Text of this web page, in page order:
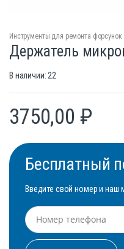
Инструменты для ремонта форсунок
Держатель
В наличии: 22
3750,00 ₽
Бесплатный
Введите свой номер и наш